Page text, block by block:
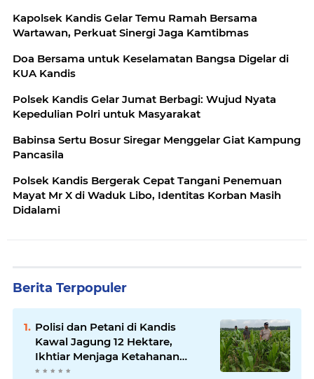
Kapolsek Kandis Gelar Temu Ramah Bersama
Wartawan, Perkuat Sinergi Jaga Kamtibmas
Doa Bersama untuk Keselamatan Bangsa Digelar di
KUA Kandis
Polsek Kandis Gelar Jumat Berbagi: Wujud Nyata
Kepedulian Polri untuk Masyarakat
Babinsa Sertu Bosur Siregar Menggelar Giat Kampung
Pancasila
Polsek Kandis Bergerak Cepat Tangani Penemuan
Mayat Mr X di Waduk Libo, Identitas Korban Masih
Didalami
Berita Terpopuler
Polisi dan Petani di Kandis
Kawal Jagung 12 Hektare,
Ikhtiar Menjaga Ketahanan
Pangan